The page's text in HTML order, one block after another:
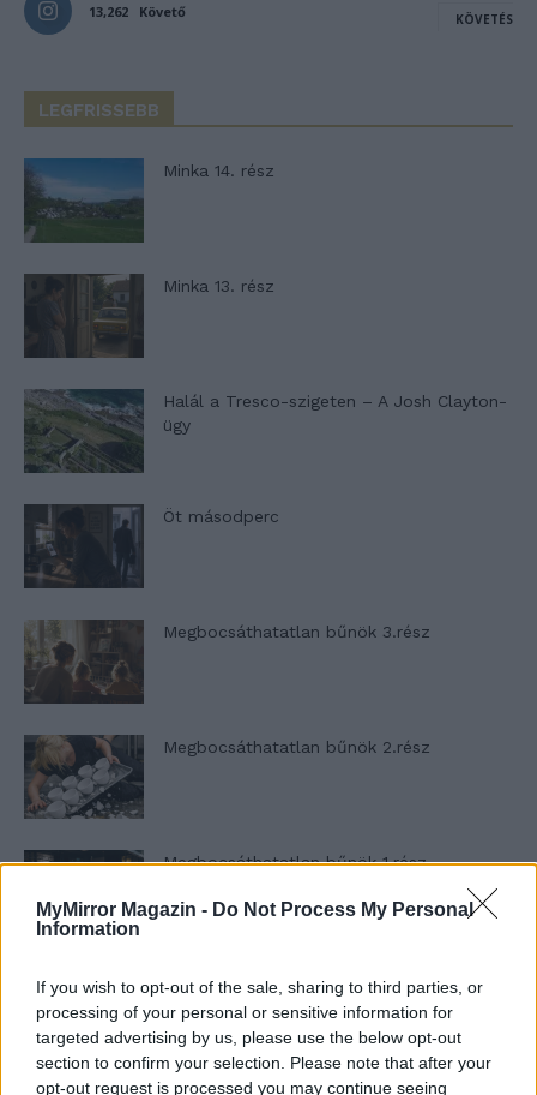
MyMirror Magazin - Do Not Process My Personal
Information
If you wish to opt-out of the sale, sharing to third parties, or
processing of your personal or sensitive information for
targeted advertising by us, please use the below opt-out
section to confirm your selection. Please note that after your
opt-out request is processed you may continue seeing
13,262 Követő KÖVETÉS
LEGFRISSEBB
Minka 14. rész
Minka 13. rész
Halál a Tresco-szigeten – A Josh Clayton-
ügy
Öt másodperc
Megbocsáthatatlan bűnök 3.rész
Megbocsáthatatlan bűnök 2.rész
Megbocsáthatatlan bűnök 1.rész
Szent Genovéva, a túlélő Franciaország